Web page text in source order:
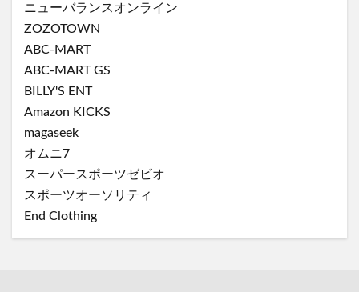
ニューバランスオンライン
ZOZOTOWN
ABC-MART
ABC-MART GS
BILLY'S ENT
Amazon KICKS
magaseek
オムニ7
スーパースポーツゼビオ
スポーツオーソリティ
End Clothing